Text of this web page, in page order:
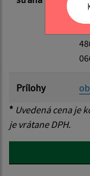
Prílohy
* Uvedená cena je
je vrátane DPH.